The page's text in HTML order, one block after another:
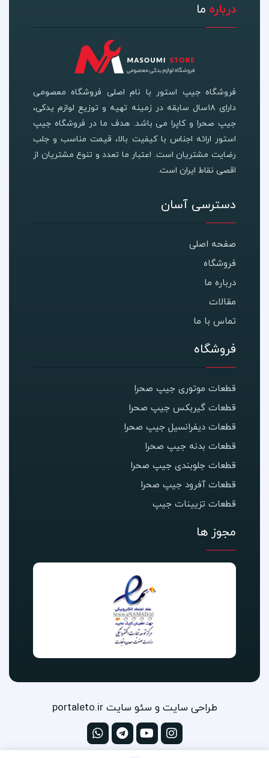
درباره ما
فروشگاه جیپ استور با نام اصلی فروشگاه معصومی
دارای ۱۸سال سابقه در زمینه تهیه و توزیع لوازم یدکی،
جیپ صحرا و کاپرا می باشد. هدف ما در فروشگاه جیپ
استور ارائه اجناس با کیفیت بالا، قیمت مناسب و جلب
رضایت مشتریان است. اعتبار ما تعدد و تنوع مشتریان از
اقصی نقاط ایران است.
دسترسی آسان
صفحه اصلی
فروشگاه
درباره ما
مقالات
تماس با ما
فروشگاه
قطعات موتوری جیپ صحرا
قطعات گیربکس جیپ صحرا
قطعات دیفرانسیل جیپ صحرا
قطعات بدنه جیپ صحرا
قطعات جلوبندی جیپ صحرا
قطعات آفرود جیپ صحرا
قطعات تزیینات جیپ
مجوز ها
طراحی سایت و سئو سایت portaleto.ir